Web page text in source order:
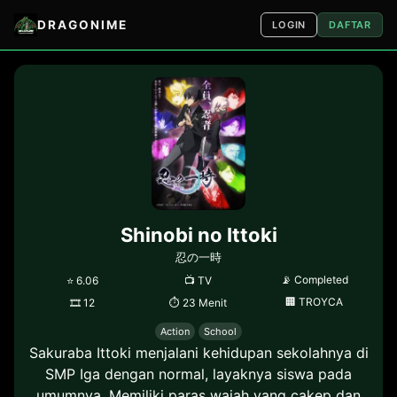
DRAGONIME LOGIN DAFTAR
Shinobi no Ittoki
忍の一時
⭐6.06 📺TV 📡 Completed
🎞12 ⏱ 23 Menit 🏢TROYCA
Action School
Sakuraba Ittoki menjalani kehidupan sekolahnya di
SMP Iga dengan normal, layaknya siswa pada